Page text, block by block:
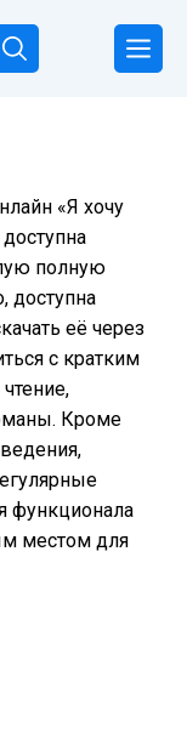
«Я хочу
полную
доступна
её через
с кратким
Кроме
функционала
местом для